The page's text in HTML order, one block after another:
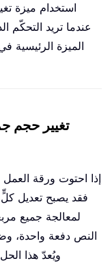
استخدام ميزة
عندما تريد
الميزة الرئيسية
تغيير حجم
إذا احتوت ورقة
فقد يصبح تعديل
النص دفعة واحدة،
ويُعدّ هذا